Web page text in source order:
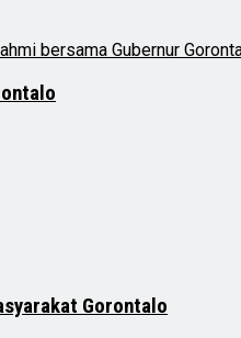
Gorontalo